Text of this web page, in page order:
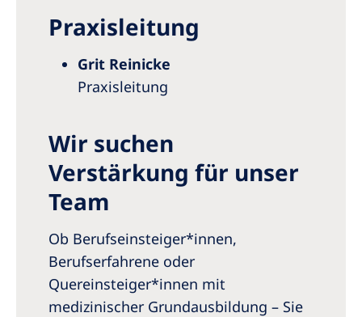
Praxisleitung
Grit Reinicke
Praxisleitung
Wir suchen
Verstärkung für unser
Team
Ob Berufseinsteiger*innen,
Berufserfahrene oder
Quereinsteiger*innen mit
medizinischer Grundausbildung – Sie